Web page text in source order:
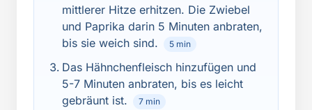
mittlerer Hitze erhitzen. Die Zwiebel
und Paprika darin 5 Minuten anbraten,
bis sie weich sind.
5 min
Das Hähnchenfleisch hinzufügen und
5-7 Minuten anbraten, bis es leicht
gebräunt ist.
7 min